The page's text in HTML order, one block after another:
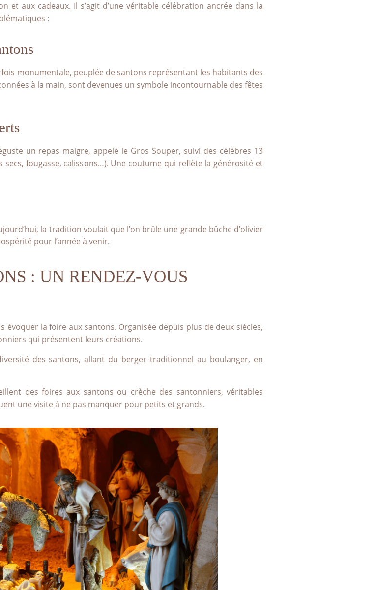
et aux cadeaux. Il s’agit d’une véritable célébration ancrée dans la
:
monumentale, peuplée de santons représentant les habitants des
à la main, sont devenues un symbole incontournable des fêtes
un repas maigre, appelé le Gros Souper, suivi des célèbres 13
fougasse, calissons…). Une coutume qui reflète la générosité et
la tradition voulait que l’on brûle une grande bûche d’olivier
pour l’année à venir.
: UN RENDEZ-VOUS
évoquer la foire aux santons. Organisée depuis plus de deux siècles,
qui présentent leurs créations.
des santons, allant du berger traditionnel au boulanger, en
des foires aux santons ou crèche des santonniers, véritables
une visite à ne pas manquer pour petits et grands.